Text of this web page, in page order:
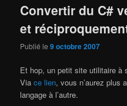
Convertir du C#
et
Publié le9 octobre 2007
Et hop, un petit site utilitaire à
Viace lien, vous n’aurez plus
langage à l’autre.